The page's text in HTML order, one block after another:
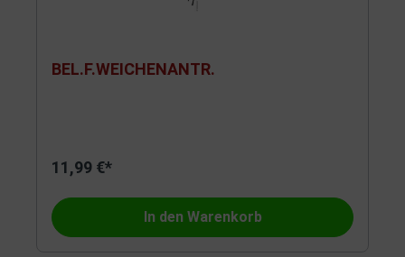
BEL.F.WEICHENANTR.
11,99 €*
In den Warenkorb